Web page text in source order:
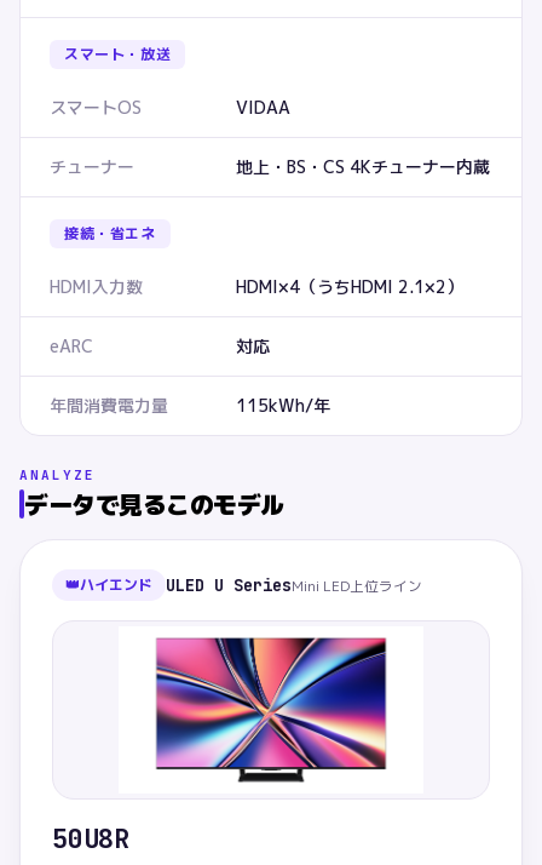
スマート・放送
スマートOS VIDAA
チューナー 地上・BS・CS 4Kチューナー内蔵
接続・省エネ
HDMI入力数 HDMI×4（うちHDMI 2.1×2）
eARC 対応
年間消費電力量 115kWh/年
ANALYZE
データで見るこのモデル
👑ハイエンド ULED U SeriesMini LED上位ライン
50U8R